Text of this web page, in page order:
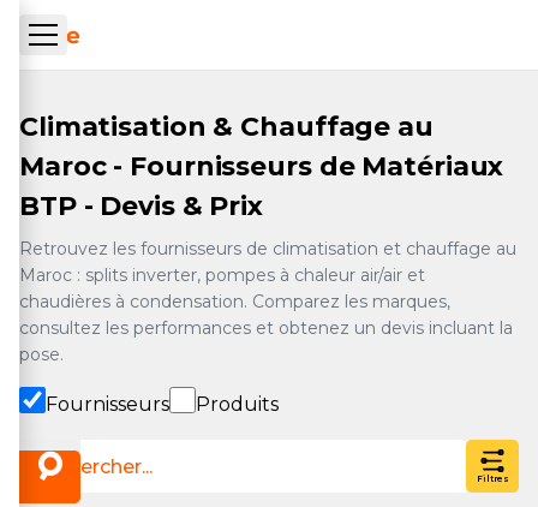
Aller au contenu principal
Climatisation & Chauffage au
Maroc - Fournisseurs de Matériaux
BTP - Devis & Prix
Retrouvez les fournisseurs de climatisation et chauffage au
Maroc : splits inverter, pompes à chaleur air/air et
chaudières à condensation. Comparez les marques,
consultez les performances et obtenez un devis incluant la
pose.
Fournisseurs Produits
Filtres